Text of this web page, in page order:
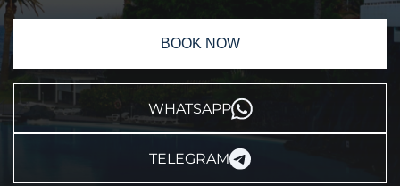
BOOK NOW
WHATSAPP
TELEGRAM